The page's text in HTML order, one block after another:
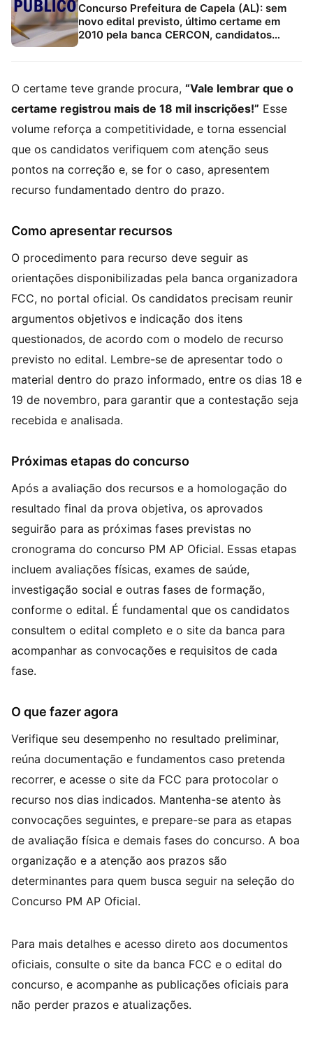
Concurso Prefeitura de Capela (AL): sem
novo edital previsto, último certame em
2010 pela banca CERCON, candidatos
O certame teve grande procura, “Vale lembrar que o
certame registrou mais de 18 mil inscrições!” Esse
volume reforça a competitividade, e torna essencial
que os candidatos verifiquem com atenção seus
pontos na correção e, se for o caso, apresentem
recurso fundamentado dentro do prazo.
Como apresentar recursos
O procedimento para recurso deve seguir as
orientações disponibilizadas pela banca organizadora
FCC, no portal oficial. Os candidatos precisam reunir
argumentos objetivos e indicação dos itens
questionados, de acordo com o modelo de recurso
previsto no edital. Lembre-se de apresentar todo o
material dentro do prazo informado, entre os dias 18 e
19 de novembro, para garantir que a contestação seja
recebida e analisada.
Próximas etapas do concurso
Após a avaliação dos recursos e a homologação do
resultado final da prova objetiva, os aprovados
seguirão para as próximas fases previstas no
cronograma do concurso PM AP Oficial. Essas etapas
incluem avaliações físicas, exames de saúde,
investigação social e outras fases de formação,
conforme o edital. É fundamental que os candidatos
consultem o edital completo e o site da banca para
acompanhar as convocações e requisitos de cada
fase.
O que fazer agora
Verifique seu desempenho no resultado preliminar,
reúna documentação e fundamentos caso pretenda
recorrer, e acesse o site da FCC para protocolar o
recurso nos dias indicados. Mantenha-se atento às
convocações seguintes, e prepare-se para as etapas
de avaliação física e demais fases do concurso. A boa
organização e a atenção aos prazos são
determinantes para quem busca seguir na seleção do
Concurso PM AP Oficial.
Para mais detalhes e acesso direto aos documentos
oficiais, consulte o site da banca FCC e o edital do
concurso, e acompanhe as publicações oficiais para
não perder prazos e atualizações.